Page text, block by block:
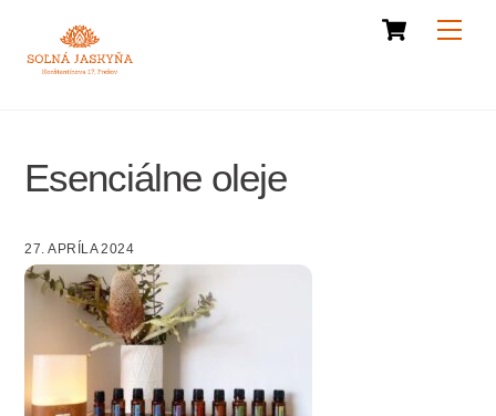
content
Cart
Esenciálne oleje
27. APRÍLA 2024